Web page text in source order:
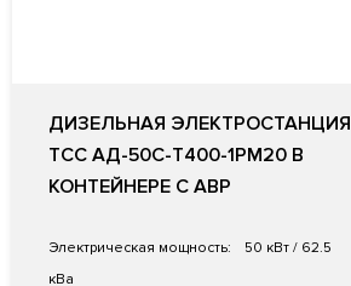
ДИЗЕЛЬНАЯ ЭЛЕКТРОСТАНЦИЯ
ТСС АД-50С-Т400-1РМ20 В
КОНТЕЙНЕРЕ С АВР
Электрическая мощность:
50 кВт / 62.5
кВа